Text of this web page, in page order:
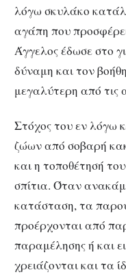
λόγω σκυλάκο
αγάπη που
Άγγελος έδωσε στο
δύναμη και τον
μεγαλύτερη από τις
Στόχος του εν λόγω
ζώων από σοβαρή
και η τοποθέτησή
σπίτια. Όταν
κατάσταση, τα
προέρχονται από
παραμέλησης ή και
χρειάζονται και τα